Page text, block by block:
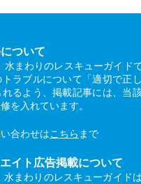
ついて
水まわりのレスキューガイド
ラブルについて「適切で正
るよう、掲載記事には、当
を入れています。
合わせはこちら まで
イト広告掲載について
水まわりのレスキューガイド